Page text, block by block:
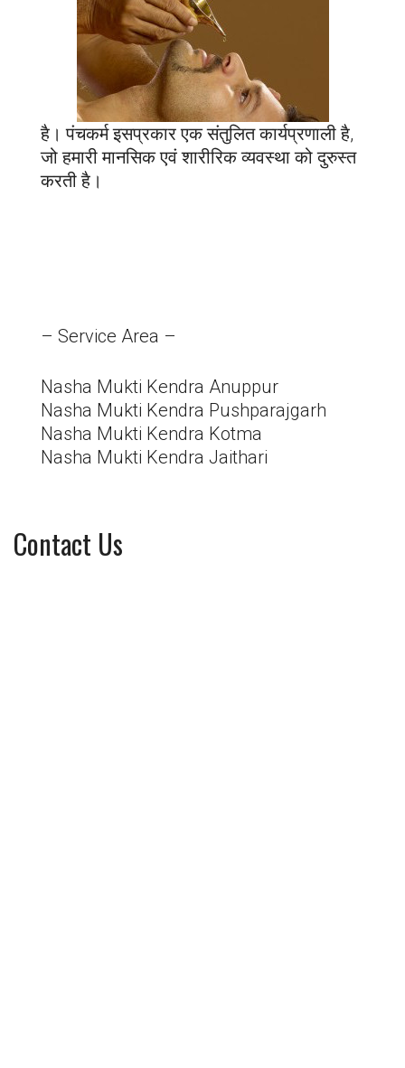
है। पंचकर्म इसप्रकार एक संतुलित कार्यप्रणाली है,
जो हमारी मानसिक एवं शारीरिक व्यवस्था को दुरुस्त
करती है।
– Service Area –
Nasha Mukti Kendra Anuppur
Nasha Mukti Kendra Pushparajgarh
Nasha Mukti Kendra Kotma
Nasha Mukti Kendra Jaithari
Contact Us